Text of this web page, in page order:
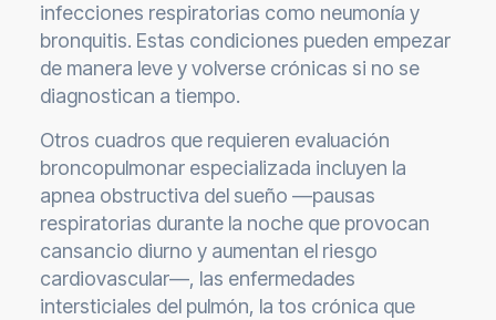
infecciones respiratorias como neumonía y
bronquitis. Estas condiciones pueden empezar
de manera leve y volverse crónicas si no se
diagnostican a tiempo.
Otros cuadros que requieren evaluación
broncopulmonar especializada incluyen la
apnea obstructiva del sueño —pausas
respiratorias durante la noche que provocan
cansancio diurno y aumentan el riesgo
cardiovascular—, las enfermedades
intersticiales del pulmón, la tos crónica que